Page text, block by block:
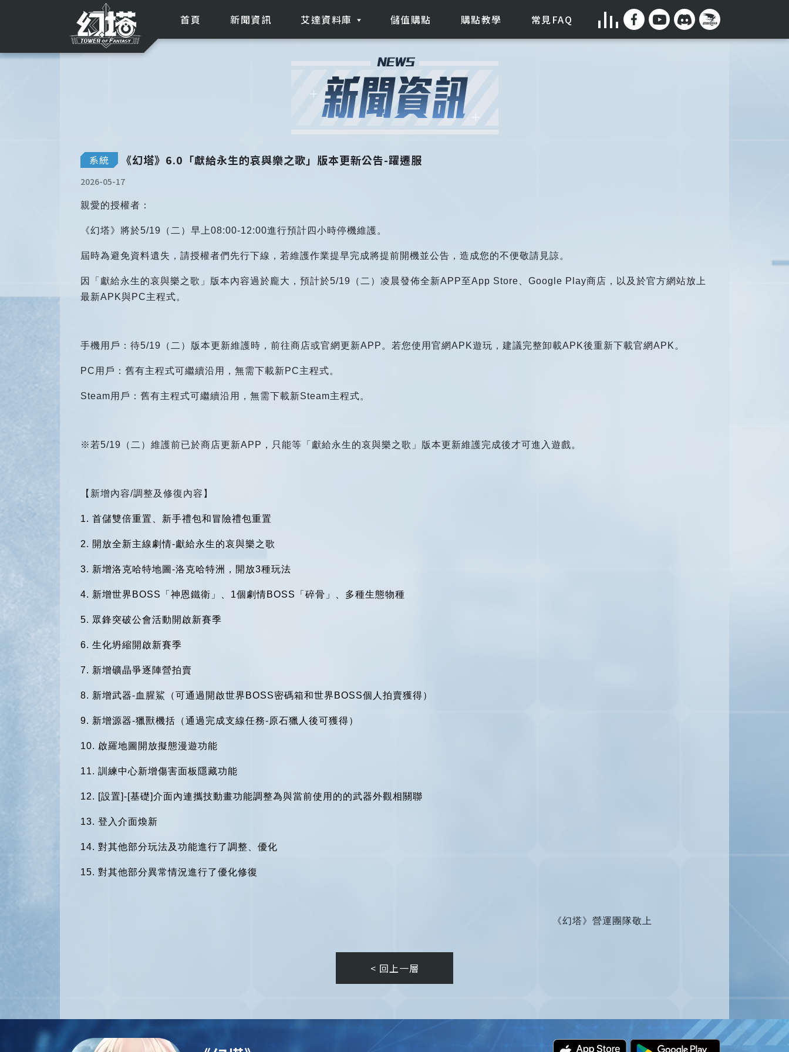
首頁 新聞資訊 艾達資料庫
遊戲特色
MMD素材庫
儲值購點 購點教學 常見FAQ
系統 《幻塔》6.0「獻給永生的哀與樂之歌」版本更新公告-躍遷服
2026-05-17
親愛的授權者：
《幻塔》將於5/19（二）早上08:00-12:00進行預計四小時停機維護。
屆時為避免資料遺失，請授權者們先行下線，若維護作業提早完成將提前開機並公告，造成您的不便敬請見諒。
因「獻給永生的哀與樂之歌」版本內容過於龐大，預計於5/19（二）凌晨發佈全新APP至App Store、Google Play商店，以及於官方網站放上
最新APK與PC主程式。
手機用戶：待5/19（二）版本更新維護時，前往商店或官網更新APP。若您使用官網APK遊玩，建議完整卸載APK後重新下載官網APK。
PC 用戶：舊有主程式可繼續沿用，無需下載新PC主程式。
Steam用戶：舊有主程式可繼續沿用，無需下載新Steam主程式。
※若5/19（二）維護前已於商店更新APP，只能等「獻給永生的哀與樂之歌」版本更新維護完成後才可進入遊戲。
【新增內容/調整及修復內容】
1. 首儲雙倍重置、新手禮包和冒險禮包重置
2. 開放全新主線劇情-獻給永生的哀與樂之歌
3. 新增洛克哈特地圖-洛克哈特洲，開放3種玩法
4. 新增世界BOSS「神恩鐵衛」、1個劇情BOSS「碎骨」、多種生態物種
5. 眾鋒突破公會活動開啟新賽季
6. 生化坍縮開啟新賽季
7. 新增礦晶爭逐陣營拍賣
8. 新增武器-血腥鯊（可通過開啟世界BOSS密碼箱和世界BOSS個人拍賣獲得）
9. 新增源器-獵獸機括（通過完成支線任務-原石獵人後可獲得）
10. 啟羅地圖開放擬態漫遊功能
11. 訓練中心新增傷害面板隱藏功能
12. [設置]-[基礎]介面內連攜技動畫功能調整為與當前使用的的武器外觀相關聯
13. 登入介面煥新
14. 對其他部分玩法及功能進行了調整、優化
15. 對其他部分異常情況進行了優化修復
《幻塔》營運團隊敬上
< 回上一層